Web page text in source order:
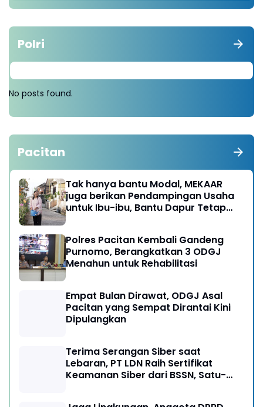
Polri
No posts found.
Pacitan
Tak hanya bantu Modal, MEKAAR
juga berikan Pendampingan Usaha
untuk Ibu-ibu, Bantu Dapur Tetap
Polres Pacitan Kembali Gandeng
Purnomo, Berangkatkan 3 ODGJ
Menahun untuk Rehabilitasi
Empat Bulan Dirawat, ODGJ Asal
Pacitan yang Sempat Dirantai Kini
Dipulangkan
Terima Serangan Siber saat
Lebaran, PT LDN Raih Sertifikat
Keamanan Siber dari BSSN, Satu-